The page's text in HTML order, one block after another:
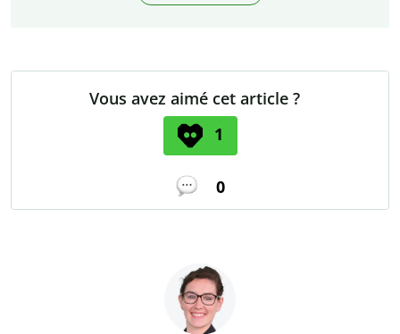
Vous avez aimé cet article ?
1
0